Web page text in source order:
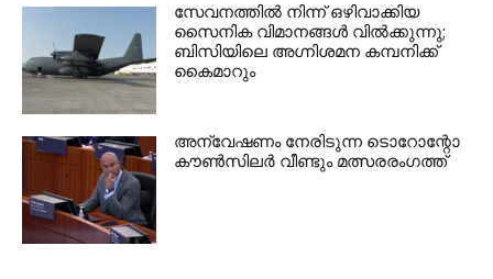
സേവനത്തില്‍ നിന്ന് ഒഴിവാക്കിയ
സൈനിക വിമാനങ്ങള്‍ വില്‍ക്കുന്നു;
ബിസിയിലെ അഗ്നിശമന കമ്പനിക്ക്
കൈമാറും
അന്വേഷണം നേരിടുന്ന ടൊറോന്റോ
കൗണ്‍സിലര്‍ വീണ്ടും മത്സരരംഗത്ത്